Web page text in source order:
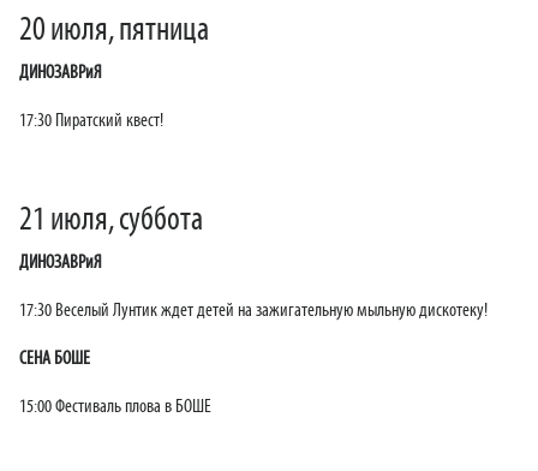
20 июля, пятница
ДИНОЗАВРиЯ
17:30 Пиратский квест!
21 июля, суббота
ДИНОЗАВРиЯ
17:30 Веселый Лунтик ждет детей на зажигательную мыльную дискотеку!
СЕНА БОШЕ
15:00 Фестиваль плова в БОШЕ